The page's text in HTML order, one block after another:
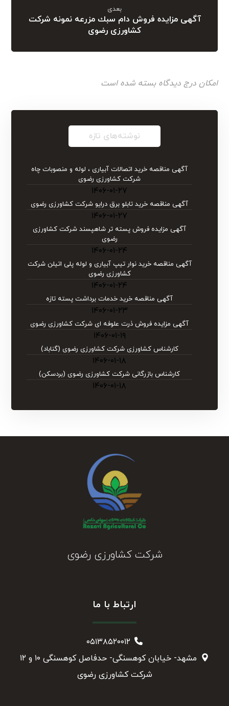
بعدی
آگهی مزايده فروش دام سبك مزرعه نمونه شركت
كشاورزی رضوی
امکان درج دیدگاه بسته شده است
نوشته‌های تازه
آگهی مناقصه خرید اتصالات آبیاری ، لوله و منصوبات چاه
شرکت کشاورزی رضوی
۱۴۰۶-۰۱-۲۷
آگهی مناقصه خرید تابلو برق درایو شركت كشاورزی رضوی
۱۴۰۶-۰۱-۲۷
آگهی مزایده فروش پسته تر شاهپسند شرکت کشاورزی
رضوی
۱۴۰۶-۰۱-۲۴
آگهی مناقصه خرید نوار تیپ آبیاری و لوله پلی اتیلن شركت
كشاورزی رضوی
۱۴۰۶-۰۱-۲۴
آگهی مناقصه خرید خدمات برداشت پسته تازه
۱۴۰۶-۰۱-۲۳
آگهی مزایده فروش ذرت علوفه ای شرکت کشاورزی رضوی
۱۴۰۶-۰۱-۱۹
کارشناس کشاورزی شرکت کشاورزی رضوی (گناباد)
۱۴۰۶-۰۱-۱۸
کارشناس بازرگانی شرکت کشاورزی رضوی (بردسکن)
۱۴۰۶-۰۱-۱۸
شرکت کشاورزی رضوی
ارتباط با ما
۰۵۱۳۸۵۲۰۰۱۲
مشهد- خیابان کوهسنگی- حدفاصل کوهسنگی ۱۰ و ۱۲
شرکت کشاورزی رضوی